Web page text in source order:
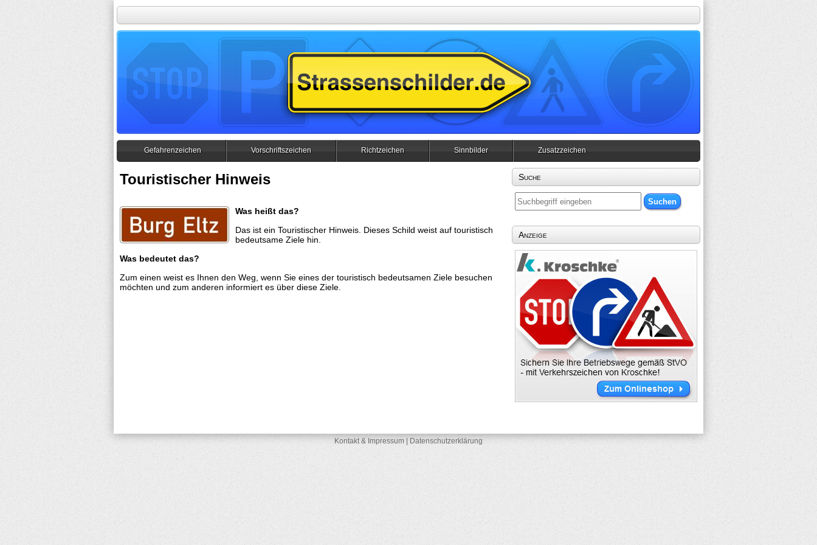
Gefahrenzeichen Vorschriftszeichen Richtzeichen Sinnbilder Zusatzzeichen
Touristischer Hinweis
Was heißt das?
Das ist ein Touristischer Hinweis. Dieses Schild weist auf touristisch
bedeutsame Ziele hin.
Was bedeutet das?
Zum einen weist es Ihnen den Weg, wenn Sie eines der touristisch bedeutsamen Ziele besuchen
möchten und zum anderen informiert es über diese Ziele.
Suche
Anzeige
Kontakt & Impressum Datenschutzerklärung